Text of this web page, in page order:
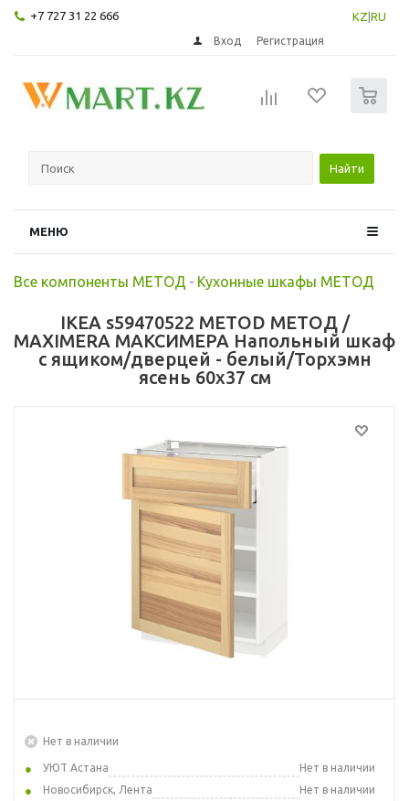
+7 727 31 22 666 KZ RU
Вход Регистрация
Найти
МЕНЮ
Все компоненты МЕТОД - Кухонные шкафы МЕТОД
IKEA s59470522 METOD МЕТОД /
MAXIMERA МАКСИМЕРА Напольный шкаф
с ящиком/дверцей - белый/Торхэмн
ясень 60x37 см
Нет в наличии
УЮТ Астана
Нет в наличии
Новосибирск, Лента
Нет в наличии